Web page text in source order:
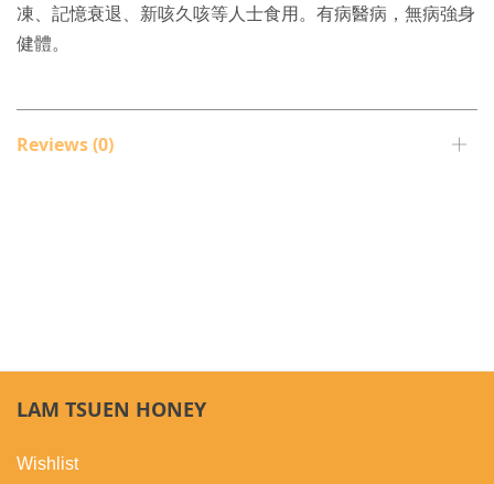
凍、記憶衰退、新咳久咳等人士食用。有病醫病，無病強身
健體。
Reviews (0)
LAM TSUEN HONEY
Wishlist